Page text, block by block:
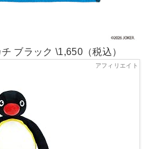
ブラック \1,650（税込）